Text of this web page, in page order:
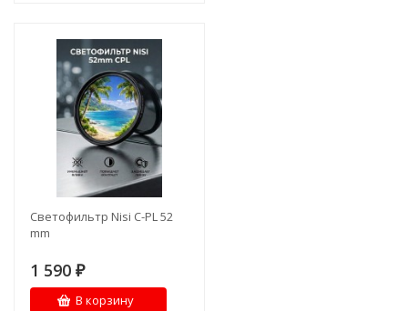
Светофильтр Nisi C-PL 52
mm
1 590 ₽
В корзину